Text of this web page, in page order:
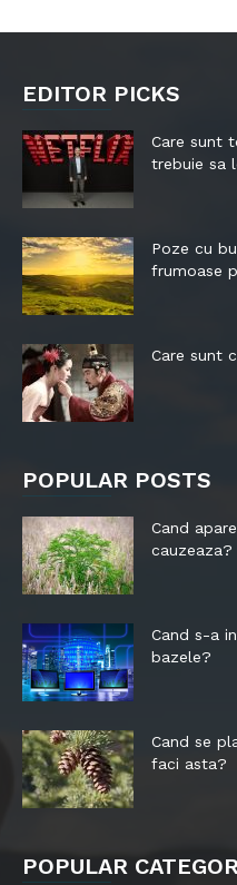
EDITOR PICKS
Care sunt
trebuie sa
Poze cu
frumoase
Care sunt
POPULAR POSTS
Cand
cauzeaza?
Cand s-a
bazele?
Cand se
faci asta?
POPULAR